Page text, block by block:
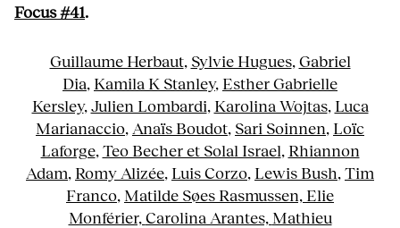
Focus #41.
Guillaume Herbaut, Sylvie Hugues,Gabriel
Dia, Kamila K Stanley, Esther Gabrielle
Kersley,Julien Lombardi, Karolina Wojtas, Luca
Marianaccio, Anaïs Boudot, Sari Soinnen, Loïc
Laforge,Teo Becher et Solal Israel, Rhiannon
Adam, Romy Alizée, Luis Corzo, Lewis Bush,Tim
Franco, Matilde Søes Rasmussen, Elie
Monférier,Carolina Arantes, Mathieu